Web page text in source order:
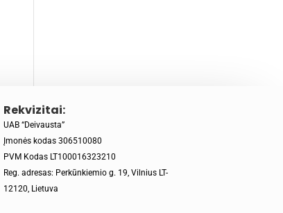
Rekvizitai:
UAB “Deivausta”
Įmonės kodas 306510080
PVM Kodas LT100016323210
Reg. adresas: Perkūnkiemio g. 19, Vilnius LT-
12120, Lietuva